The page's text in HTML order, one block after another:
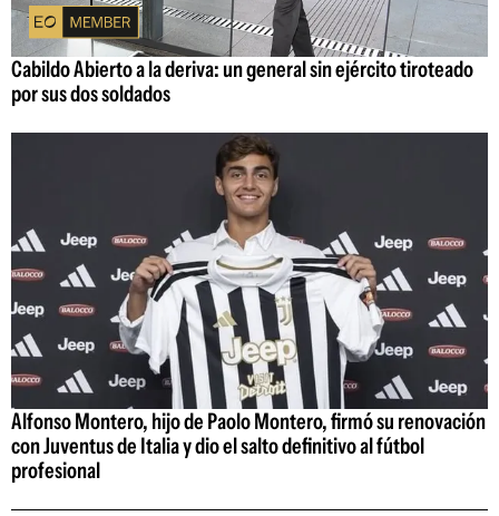
Cabildo Abierto a la deriva: un general sin ejército tiroteado
por sus dos soldados
Alfonso Montero, hijo de Paolo Montero, firmó su renovación
con Juventus de Italia y dio el salto definitivo al fútbol
profesional